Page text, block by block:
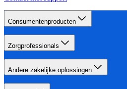
Consumentenproducten
Zorgprofessionals
Andere zakelijke oplossingen